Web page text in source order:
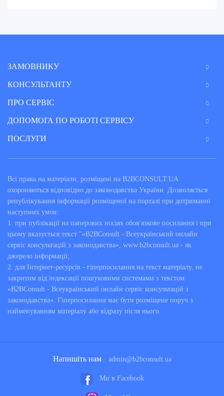
ЗАМОВНИКУ
КОНСУЛЬТАНТУ
ПРО СЕРВІС
ДОПОМОГА ПО РОБОТІ СЕРВІСУ
ПОСЛУГИ
Всі права на матеріали, розміщені на B2BCONSULT.UA
охороняються відповідно до законодавства України. Дозволяється
републікування інформації розміщеної на порталі при дотриманні
наступних умов:
1. при публікації на паперових носіях обов'язкове посилання і при
цьому вказується текст "«B2BConsult - Всеукраїнський онлайн
сервіс консультацій з законодавства», www.b2bconsult.ua - як
джерело інформації;
2. для Інтернет-ресурсів - гіперпосилання на текст матеріалу, не
закритим від індексації пошуковими системами з текстом
«B2BConsult - Всеукраїнський онлайн сервіс консультацій з
законодавства». Гіперпосилання має бути розміщене поруч з
найменуванням матеріалу або відразу після нього.
Напишіть нам admin@b2bconsult.ua
Ми в Facebook